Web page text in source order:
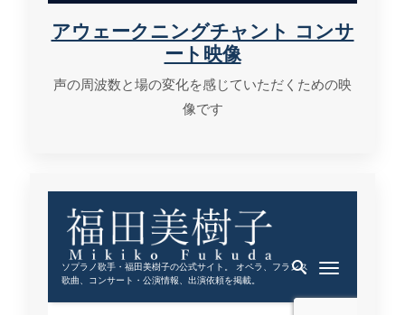
アウェークニングチャント コンサ
ート映像
声の周波数と場の変化を感じていただくための映
像です